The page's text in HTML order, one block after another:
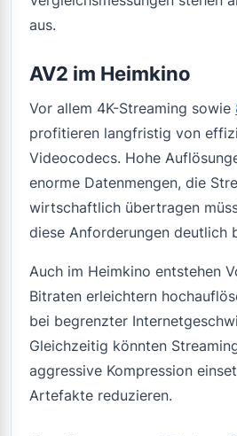
aus.
AV2 im Heimkino
Vor allem 4K-Streaming sowie
profitieren langfristig von
Videocodecs. Hohe
enorme Datenmengen, die
wirtschaftlich übertragen
diese Anforderungen deutlich
Auch im Heimkino entstehen
Bitraten erleichtern
bei begrenzter
Gleichzeitig könnten
aggressive Kompression
Artefakte reduzieren.